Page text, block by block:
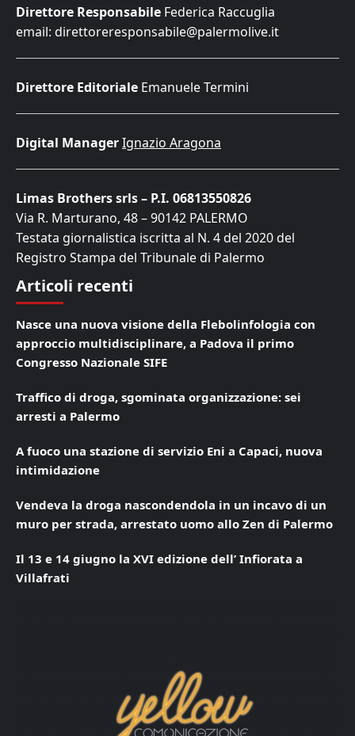
Direttore Responsabile Federica Raccuglia
email: direttoreresponsabile@palermolive.it
Direttore Editoriale Emanuele Termini
Digital ManagerIgnazio Aragona
Limas Brothers srls – P.I. 06813550826
Via R. Marturano, 48 – 90142 PALERMO
Testata giornalistica iscritta al N. 4 del 2020 del
Registro Stampa del Tribunale di Palermo
Articoli recenti
Nasce una nuova visione della Flebolinfologia con
approccio multidisciplinare, a Padova il primo
Congresso Nazionale SIFE
Traffico di droga, sgominata organizzazione: sei
arresti a Palermo
A fuoco una stazione di servizio Eni a Capaci, nuova
intimidazione
Vendeva la droga nascondendola in un incavo di un
muro per strada, arrestato uomo allo Zen di Palermo
Il 13 e 14 giugno la XVI edizione dell’ Infiorata a
Villafrati